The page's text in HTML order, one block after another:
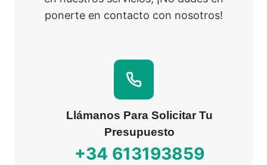
ponerte en contacto con nosotros!
Llámanos Para Solicitar Tu
Presupuesto
+34 613193859